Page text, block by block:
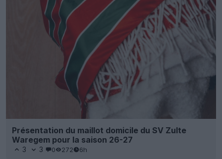
Présentation du maillot domicile du SV Zulte
Waregem pour la saison 26-27
3 3 0 272 6h